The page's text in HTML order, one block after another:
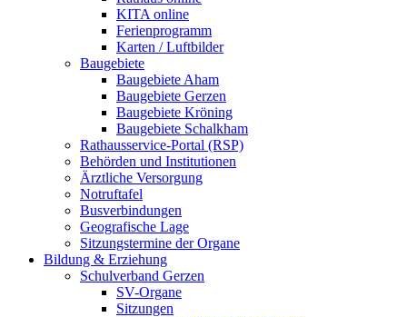
KITA online
Ferienprogramm
Karten / Luftbilder
Baugebiete
Baugebiete Aham
Baugebiete Gerzen
Baugebiete Kröning
Baugebiete Schalkham
Rathausservice-Portal (RSP)
Behörden und Institutionen
Ärztliche Versorgung
Notruftafel
Busverbindungen
Geografische Lage
Sitzungstermine der Organe
Bildung & Erziehung
Schulverband Gerzen
SV-Organe
Sitzungen